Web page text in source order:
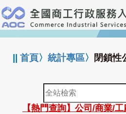
跳
到
主
要
:::
||首頁〉統計專區〉 閉鎖性
全
站
檢
【熱門查詢】公司/商業/